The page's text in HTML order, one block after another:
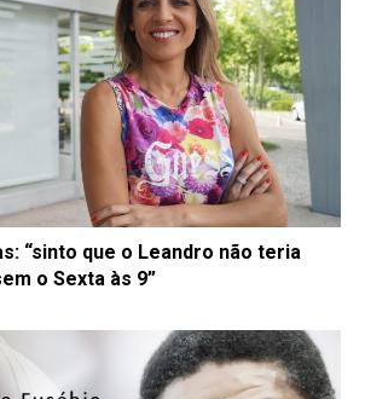
“sinto que o Leandro não teria
o Sexta às 9”